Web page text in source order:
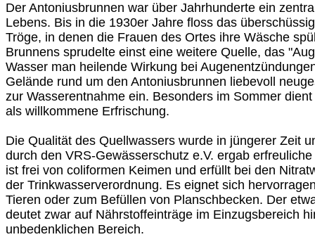
Der Antoniusbrunnen war über Jahrhunderte ein
Lebens. Bis in die 1930er Jahre floss das
Tröge, in denen die Frauen des Ortes ihre Wäsche
Brunnens sprudelte einst eine weitere Quelle, das
Wasser man heilende Wirkung bei
Gelände rund um den Antoniusbrunnen liebevoll
zur Wasserentnahme ein. Besonders im Sommer
als willkommene Erfrischung.
Die Qualität des Quellwassers wurde in jüngerer Zeit
durch den VRS-Gewässerschutz e.V. ergab
ist frei von coliformen Keimen und erfüllt bei den
der Trinkwasserverordnung. Es eignet sich
Tieren oder zum Befüllen von Planschbecken. Der
deutet zwar auf Nährstoffeinträge im Einzugsbereich
unbedenklichen Bereich.